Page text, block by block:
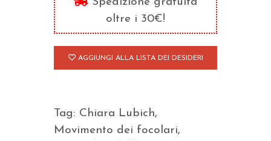
Spedizione gratuita
oltre i 30€!
AGGIUNGI ALLA LISTA DEI DESIDERI
Tag: Chiara Lubich,
Movimento dei focolari,